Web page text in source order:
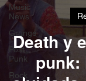
Music
News
Grunge
Post
Punk
Rock
Death y
punk: